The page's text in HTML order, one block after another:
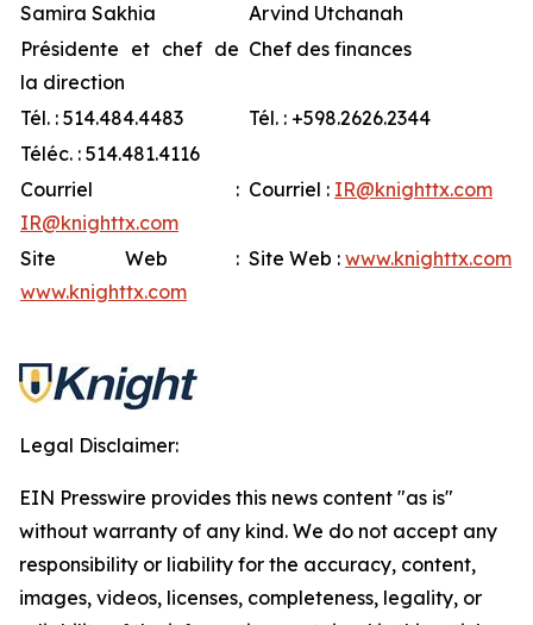
Samira Sakhia
Arvind Utchanah
Présidente et chef de
la direction
Chef des finances
Tél. : 514.484.4483
Tél. : +598.2626.2344
Téléc. : 514.481.4116
Courriel :
IR@knighttx.com
Courriel : IR@knighttx.com
Site Web :
www.knighttx.com
Site Web : www.knighttx.com
Legal Disclaimer:
EIN Presswire provides this news content "as is"
without warranty of any kind. We do not accept any
responsibility or liability for the accuracy, content,
images, videos, licenses, completeness, legality, or